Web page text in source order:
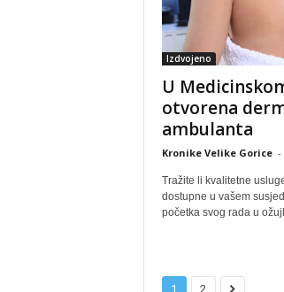
Izdvojeno
U
otvorena
ambulanta
Kronike Velike Gorice -
Tražite li kvalitetne
dostupne u vašem
početka svog rada u
1 2